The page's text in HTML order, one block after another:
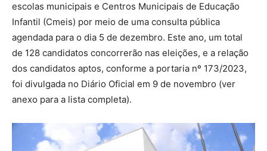
escolas municipais e Centros Municipais de Educação
Infantil (Cmeis) por meio de uma consulta pública
agendada para o dia 5 de dezembro. Este ano, um total
de 128 candidatos concorrerão nas eleições, e a relação
dos candidatos aptos, conforme a portaria nº 173/2023,
foi divulgada no Diário Oficial em 9 de novembro (ver
anexo para a lista completa).